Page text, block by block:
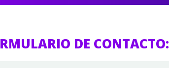
DE CONTACTO: